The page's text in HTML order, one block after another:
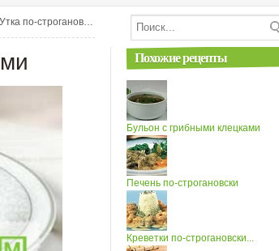
Утка по-строгановски с&nbsp;грибными
Похожие рецепты
Бульон с грибными клецками
Печень по-строгановски
Креветки по-строгановски...